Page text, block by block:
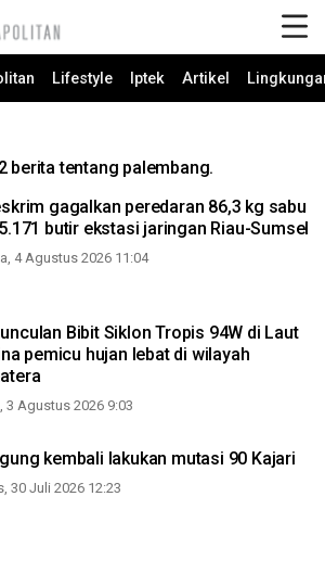
Lifestyle Iptek Artikel
berita tentang palembang.
gagalkan peredaran 86,3 kg sabu
butir ekstasi jaringan Riau-Sumsel
4 Agustus 2026 11:04
Bibit Siklon Tropis 94W di Laut
pemicu hujan lebat di wilayah
3 Agustus 2026 9:03
kembali lakukan mutasi 90 Kajari
30 Juli 2026 12:23